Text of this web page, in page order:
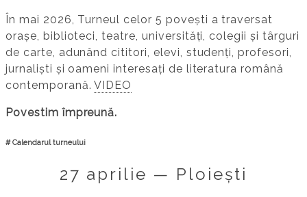
În mai 2026, Turneul celor 5 povești a traversat
orașe, biblioteci, teatre, universități, colegii și târguri
de carte, adunând cititori, elevi, studenți, profesori,
jurnaliști și oameni interesați de literatura română
contemporană.VIDEO
Povestim împreună.
# Calendarul turneului
27 aprilie — Ploiești